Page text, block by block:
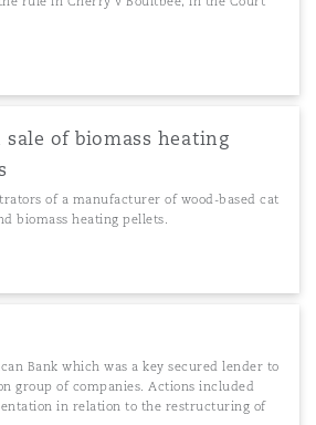
of biomass heating
of a manufacturer of wood-based cat
biomass heating pellets.
Bank which was a key secured lender to
group of companies. Actions included
in relation to the restructuring of